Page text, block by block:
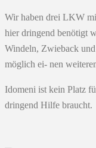
Wir haben drei LKW
hier dringend benötigt
Windeln, Zwieback
möglich ei- nen
Idomeni ist kein Platz
dringend Hilfe braucht.